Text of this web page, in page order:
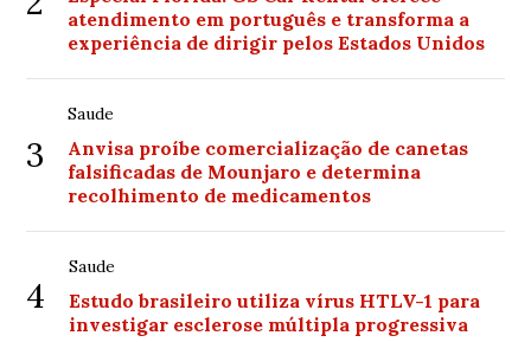
atendimento em português e transforma a
experiência de dirigir pelos Estados Unidos
3
Saude
Anvisa proíbe comercialização de canetas
falsificadas de Mounjaro e determina
recolhimento de medicamentos
4
Saude
Estudo brasileiro utiliza vírus HTLV-1 para
investigar esclerose múltipla progressiva